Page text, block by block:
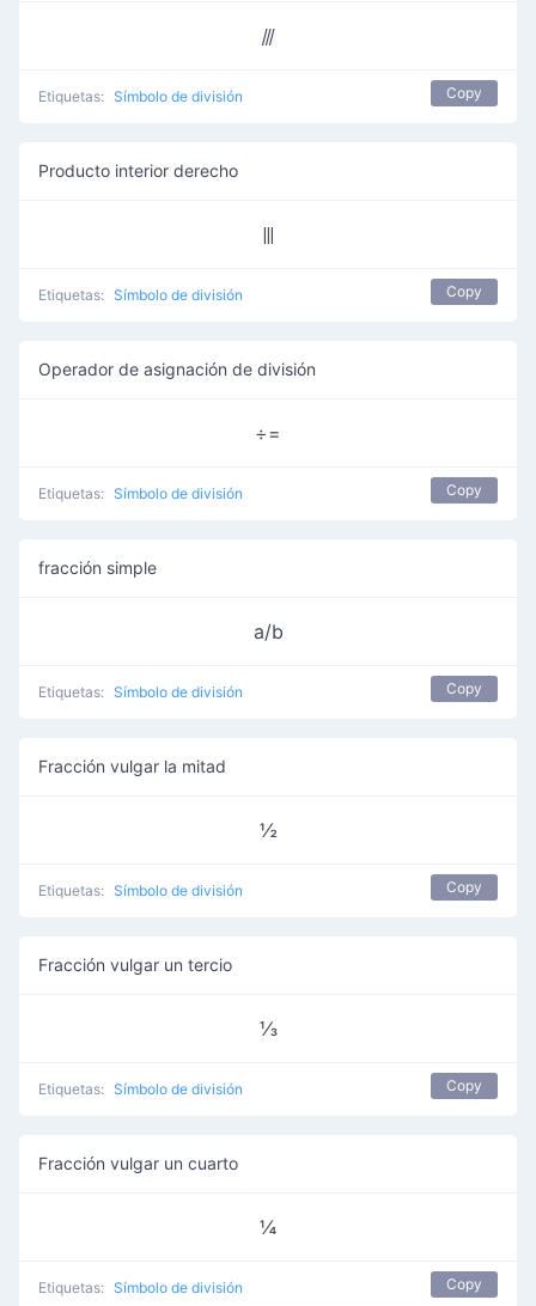
⫻
Etiquetas: Símbolo de división Copy
Producto interior derecho
⫼
Etiquetas: Símbolo de división Copy
Operador de asignación de división
÷=
Etiquetas: Símbolo de división Copy
fracción simple
a/b
Etiquetas: Símbolo de división Copy
Fracción vulgar la mitad
½
Etiquetas: Símbolo de división Copy
Fracción vulgar un tercio
⅓
Etiquetas: Símbolo de división Copy
Fracción vulgar un cuarto
¼
Etiquetas: Símbolo de división Copy